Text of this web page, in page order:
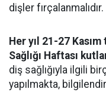
dişler fırçalanmalıdır.
Her yıl 21-27
Sağlığı Haftası
diş sağlığıyla ilgili
yapılmakta,